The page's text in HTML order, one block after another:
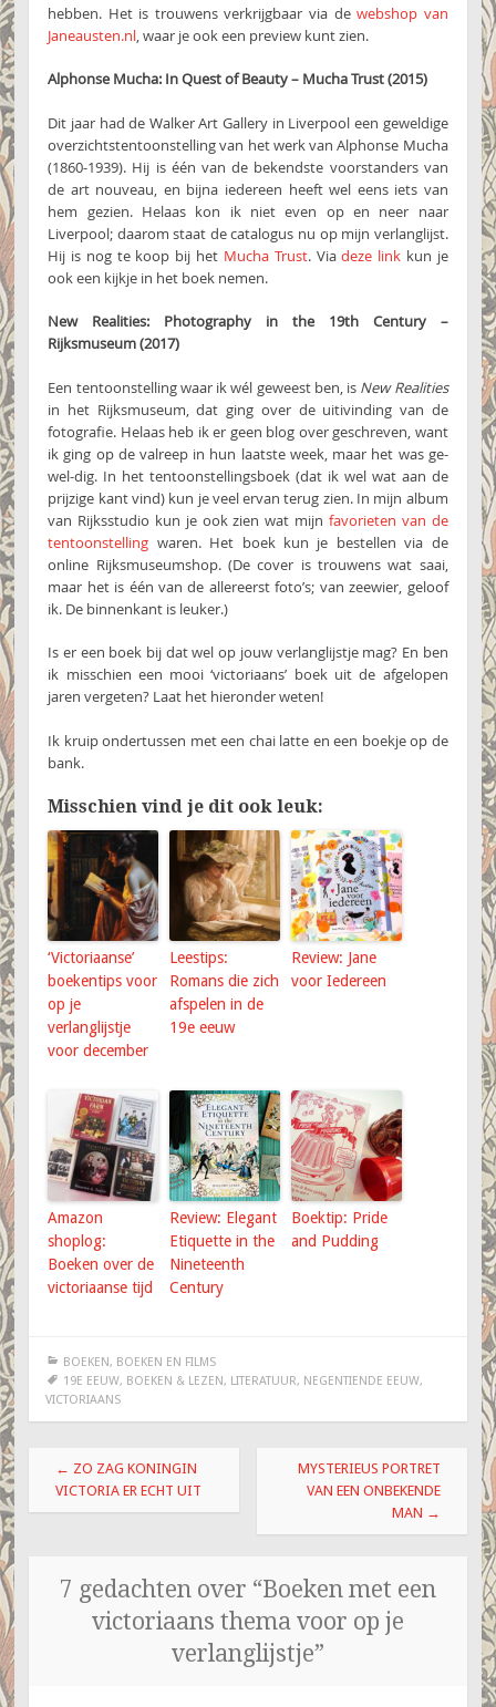
hebben. Het is trouwens verkrijgbaar via dewebshop van
Janeausten.nl, waar je ook een preview kunt zien.
Alphonse Mucha: In Quest of Beauty – Mucha Trust (2015)
Dit jaar had de Walker Art Gallery in Liverpool een geweldige
overzichtstentoonstelling van het werk van Alphonse Mucha
(1860-1939). Hij is één van de bekendste voorstanders van
de art nouveau, en bijna iedereen heeft wel eens iets van
hem gezien. Helaas kon ik niet even op en neer naar
Liverpool; daarom staat de catalogus nu op mijn verlanglijst.
Hij is nog te koop bij het Mucha Trust. Viadeze link kun je
ook een kijkje in het boek nemen.
New Realities: Photography in the 19th Century –
Rijksmuseum(2017)
Een tentoonstelling waar ik wél geweest ben, is New Realities
in het Rijksmuseum, dat ging over de uitivinding van de
fotografie. Helaas heb ik er geen blog over geschreven, want
ik ging op de valreep in hun laatste week, maar het was ge-
wel-dig. In het tentoonstellingsboek (dat ik wel wat aan de
prijzige kant vind) kun je veel ervan terug zien. In mijn album
van Rijksstudio kun je ook zien wat mijnfavorieten van de
tentoonstelling waren. Het boek kun je bestellen via de
online Rijksmuseumshop. (De cover is trouwens wat saai,
maar het is één van de allereerst foto’s; van zeewier, geloof
ik. De binnenkant is leuker.)
Is er een boek bij dat wel op jouw verlanglijstje mag? En ben
ik misschien een mooi ‘victoriaans’ boek uit de afgelopen
jaren vergeten? Laat het hieronder weten!
Ik kruip ondertussen met een chai latte en een boekje op de
bank.
Misschien vind je dit ook leuk:
‘Victoriaanse’
boekentips voor
op je
verlanglijstje
voor december
Leestips:
Romans die zich
afspelen in de
19e eeuw
Review: Jane
voor Iedereen
Amazon
shoplog:
Boeken over de
victoriaanse tijd
Review: Elegant
Etiquette in the
Nineteenth
Century
Boektip: Pride
and Pudding
BOEKEN, BOEKEN EN FILMS
19E EEUW, BOEKEN & LEZEN, LITERATUUR, NEGENTIENDE EEUW,
VICTORIAANS
Berichtnavigatie
← ZO ZAG KONINGIN
VICTORIA ER ECHT UIT
MYSTERIEUS PORTRET
VAN EEN ONBEKENDE
MAN →
7 gedachten over “Boeken met een
victoriaans thema voor op je
verlanglijstje”